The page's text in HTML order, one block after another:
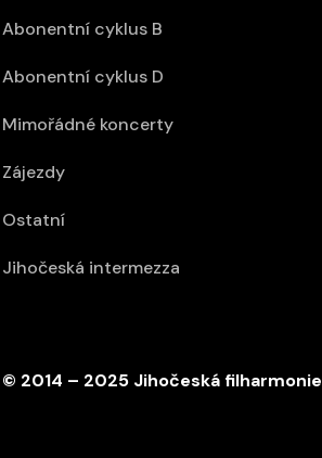
© 2014 – 2025 Jihočeská filharmonie
Abonentní cyklus B
Abonentní cyklus D
Mimořádné koncerty
Zájezdy
Ostatní
Jihočeská intermezza